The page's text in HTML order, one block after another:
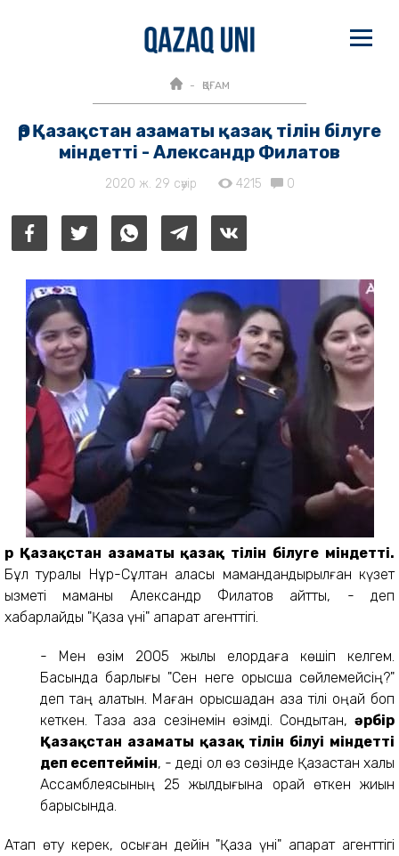
ҚОҒАМ
Әр Қазақстан азаматы қазақ тілін білуге
міндетті - Александр Филатов
2020 ж. 29 сәуір 4215 0
Әр Қазақстан азаматы қазақ тілін білуге міндетті.
Бұл туралы Нұр-Сұлтан қаласы мамандандырылған күзет
қызметі маманы Александр Филатов айтты, - деп
хабарлайды "Қазақ үні" ақпарат агенттігі.
- Мен өзім 2005 жылы елордаға көшіп келгем.
Басында барлығы "Сен неге орысша сөйлемейсің?"
деп таң қалатын. Маған орысшадан қазақ тілі оңай боп
кеткен. Таза қазақ сезінемін өзімді. Сондықтан, әрбір
Қазақстан азаматы қазақ тілін білуі міндетті
деп есептеймін, - деді ол өз сөзінде Қазақстан халқы
Ассамблеясының 25 жылдығына орай өткен жиын
барысында.
Атап өту керек, осыған дейін "Қазақ үні" ақпарат агенттігі